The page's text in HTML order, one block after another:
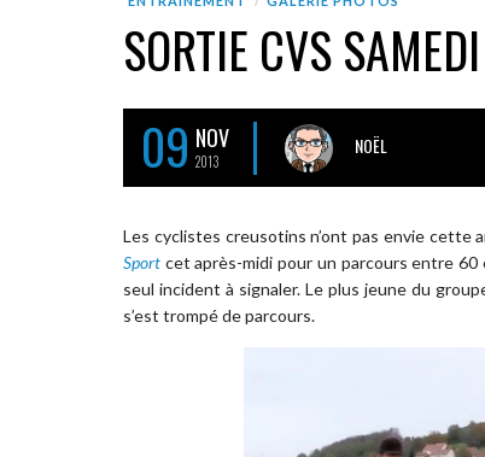
SORTIE CVS
09 NOV
2013
NOËL
Les cyclistes creusotins n’ont pas envie cette
Sport cet après-midi pour un parcours entre 60
seul incident à signaler. Le plus jeune du
s’est trompé de parcours.